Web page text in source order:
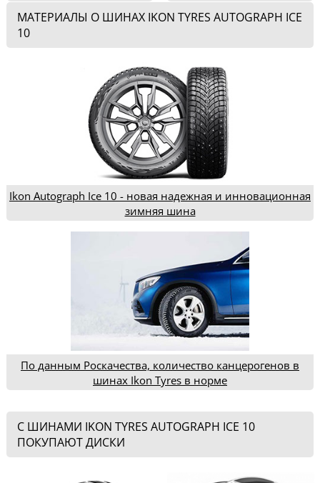
МАТЕРИАЛЫ О ШИНАХ IKON TYRES AUTOGRAPH ICE
10
Ikon Autograph Ice 10 - новая надежная и инновационная
зимняя шина
По данным Роскачества, количество канцерогенов в
шинах Ikon Tyres в норме
С ШИНАМИ IKON TYRES AUTOGRAPH ICE 10
ПОКУПАЮТ ДИСКИ